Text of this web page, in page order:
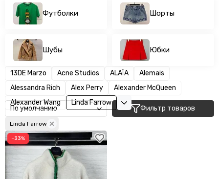
Футболки Шорты
Шубы Юбки
13DE Marzo Acne Studios ALAÏA
Alemais
Alessandra Rich
Alex Perry
Alexander McQueen
Alexander Wang
Linda Farrow
Фильтр товаров
Linda Farrow
−33%